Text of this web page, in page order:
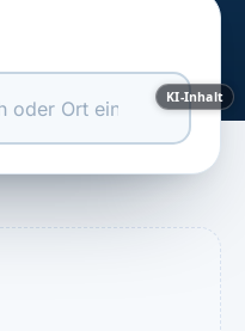
KI-Inhalt